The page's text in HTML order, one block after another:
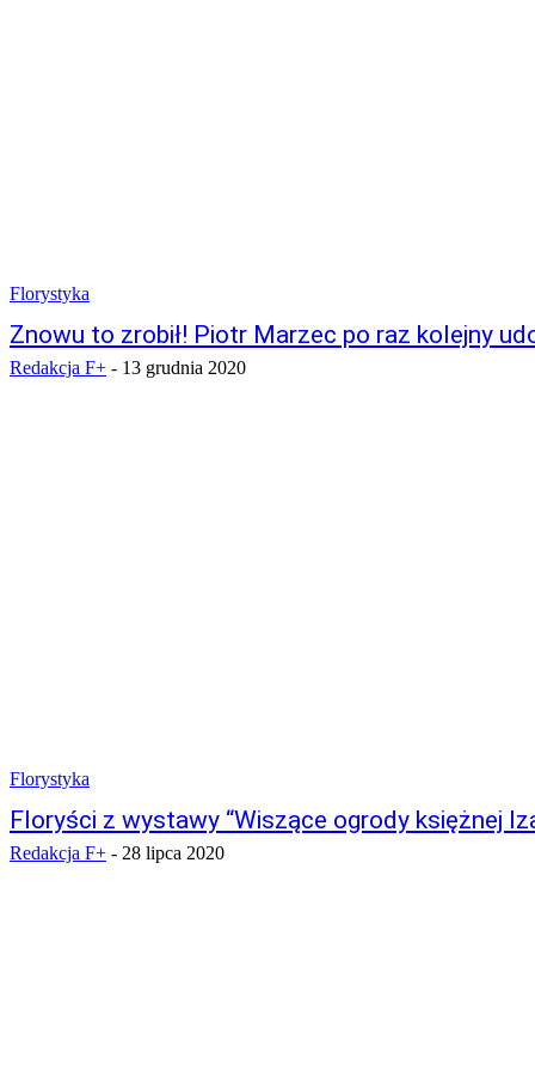
Florystyka
Znowu to zrobił! Piotr Marzec po raz kolejny
Redakcja F+ - 13 grudnia 2020
Florystyka
Floryści z wystawy “Wiszące ogrody księżnej
Redakcja F+ - 28 lipca 2020